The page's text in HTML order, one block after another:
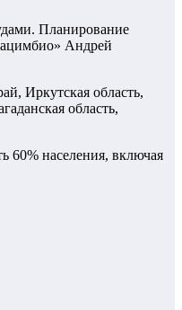
Планирование
Андрей
Иркутская область,
область,
60% населения, включая